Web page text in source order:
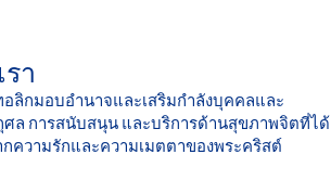
ลิกมอบอำนาจและเสริมกำลังบุคคลและ
ศล การสนับสนุน และบริการด้านสุขภาพจิตที่ได้
ความรักและความเมตตาของพระคริสต์
า